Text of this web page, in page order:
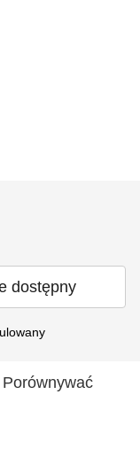
dostępny
Porównywać